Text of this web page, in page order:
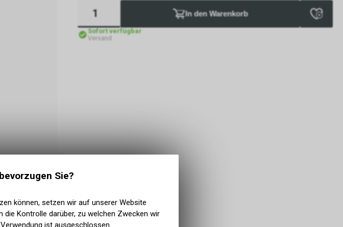
In den Warenkorb
Sofort verfügbar
Versand
Sie?
können, setzen wir auf unserer Website
die Kontrolle darüber, zu welchen Zwecken wir
ist ausgeschlossen.